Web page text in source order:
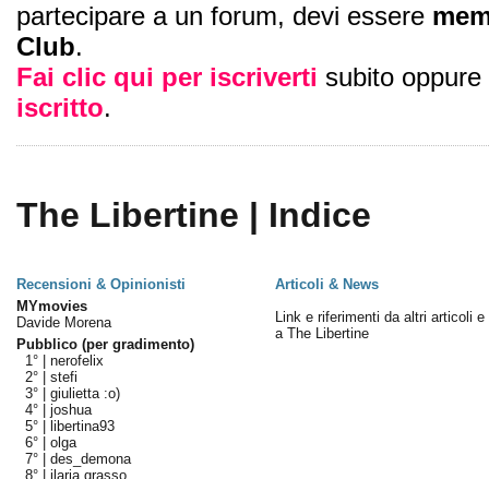
partecipare a un forum, devi essere
Club.
Fai clic qui per iscriverti subito oppure
iscritto.
The Libertine | Indice
Recensioni & Opinionisti
Articoli & News
MYmovies
Davide Morena
Pubblico (per gradimento)
1° | nerofelix
2° | stefi
3° | giulietta :o)
4° | joshua
5° |
libertina93
6° | olga
7° | des_demona
8° | ilaria grasso
Link e riferimenti da altri articoli e
a The Libertine